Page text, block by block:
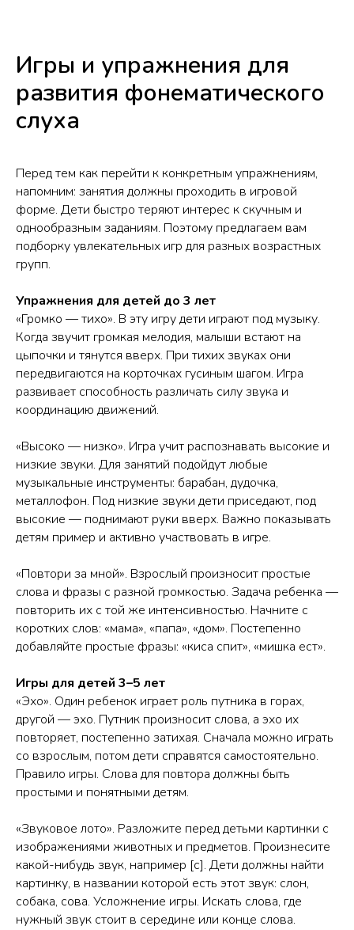
Игры и упражнения для
развития фонематического
слуха
Перед тем как перейти к конкретным упражнениям,
напомним: занятия должны проходить в игровой
форме. Дети быстро теряют интерес к скучным и
однообразным заданиям. Поэтому предлагаем вам
подборку увлекательных игр для разных возрастных
групп.
Упражнения для детей до 3 лет
«Громко — тихо». В эту игру дети играют под музыку.
Когда звучит громкая мелодия, малыши встают на
цыпочки и тянутся вверх. При тихих звуках они
передвигаются на корточках гусиным шагом. Игра
развивает способность различать силу звука и
координацию движений.
«Высоко — низко». Игра учит распознавать высокие и
низкие звуки. Для занятий подойдут любые
музыкальные инструменты: барабан, дудочка,
металлофон. Под низкие звуки дети приседают, под
высокие — поднимают руки вверх. Важно показывать
детям пример и активно участвовать в игре.
«Повтори за мной». Взрослый произносит простые
слова и фразы с разной громкостью. Задача ребенка —
повторить их с той же интенсивностью. Начните с
коротких слов: «мама», «папа», «дом». Постепенно
добавляйте простые фразы: «киса спит», «мишка ест».
Игры для детей 3–5 лет
«Эхо». Один ребенок играет роль путника в горах,
другой — эхо. Путник произносит слова, а эхо их
повторяет, постепенно затихая. Сначала можно играть
со взрослым, потом дети справятся самостоятельно.
Правило игры. Слова для повтора должны быть
простыми и понятными детям.
«Звуковое лото». Разложите перед детьми картинки с
изображениями животных и предметов. Произнесите
какой-нибудь звук, например [с]. Дети должны найти
картинку, в названии которой есть этот звук: слон,
собака, сова. Усложнение игры. Искать слова, где
нужный звук стоит в середине или конце слова.